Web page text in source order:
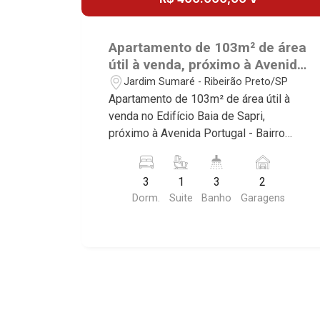
Apartamento de 103m² de área
útil à venda, próximo à Avenida
Portugal - Ribeirão Preto/SP.
Jardim Sumaré - Ribeirão Preto/SP
Apartamento de 103m² de área útil à
venda no Edifício Baia de Sapri,
próximo à Avenida Portugal - Bairro
Conheça as características deste
imóvel que a Martinelli Imobiliária
selecionou para você: - 103m² de área
3
Dorm.
1
Suite
3
Banho
2
Garagens